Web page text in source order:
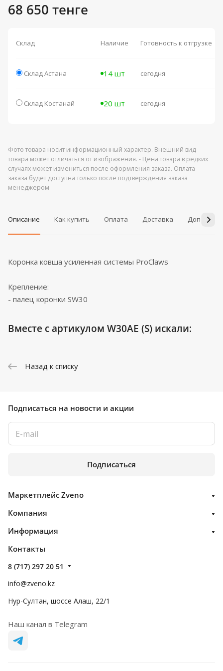
68 650 тенге
Склад Наличие Готовность к отгрузке
Склад Астана 14 шт сегодня
Склад Костанай 20 шт сегодня
Фото товара носит информационный характер. Внешний вид
товара может отличаться от изображения. - Цена товара в редких
случаях может измениться после оформления заказа. Оплата
заказа будет доступна только после подтверждения заказа
менеджером
Описание Как купить Оплата Доставка
Коронка ковша усиленная системы ProClaws
Крепление:
- палец коронки SW30
Вместе с артикулом W30AE (S) искали:
Назад к списку
Подписаться на новости и акции
Подписаться
Маркетплейс Zveno
Компания
Информация
Контакты
8 (717) 297 20 51
info@zveno.kz
Нур-Султан, шоссе Алаш, 22/1
Наш канал в Telegram